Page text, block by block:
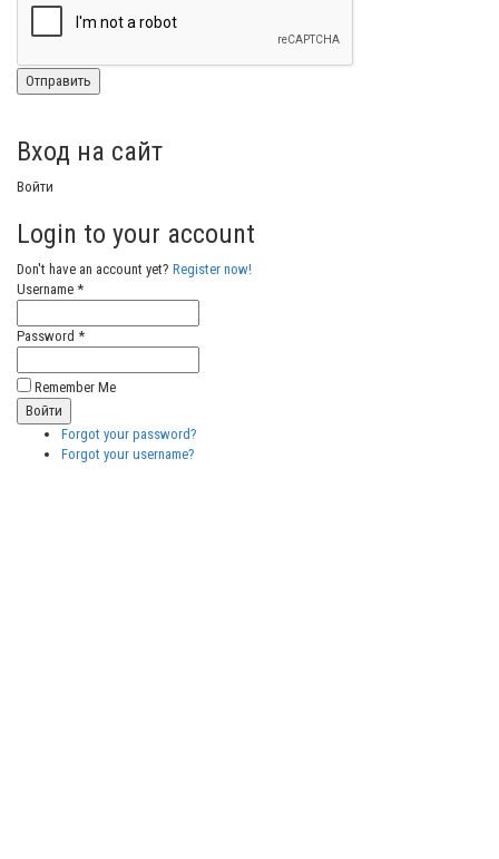
Вход на сайт
Войти
Login to your account
Don't have an account yet? Register now!
Username *
Password *
Remember Me
Forgot your password?
Forgot your username?